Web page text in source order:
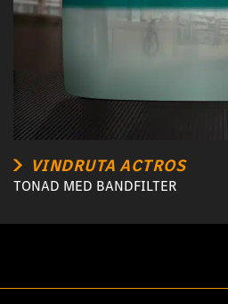
VINDRUTA ACTROS
TONAD MED BANDFILTER